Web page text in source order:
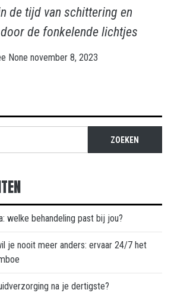
de tijd van schittering en
de fonkelende lichtjes
None november 8, 2023
ZOEKEN
welke behandeling past bij jou?
je nooit meer anders: ervaar 24/7 het
na je dertigste?